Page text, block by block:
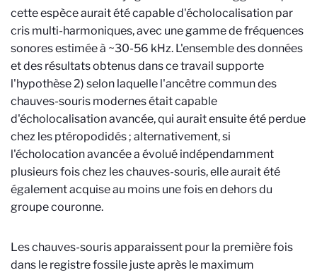
cette espèce aurait été capable d'écholocalisation par
cris multi-harmoniques, avec une gamme de fréquences
sonores estimée à ~30-56 kHz. L'ensemble des données
et des résultats obtenus dans ce travail supporte
l'hypothèse 2) selon laquelle l'ancêtre commun des
chauves-souris modernes était capable
d'écholocalisation avancée, qui aurait ensuite été perdue
chez les ptéropodidés ; alternativement, si
l'écholocation avancée a évolué indépendamment
plusieurs fois chez les chauves-souris, elle aurait été
également acquise au moins une fois en dehors du
groupe couronne.
Les chauves-souris apparaissent pour la première fois
dans le registre fossile juste après le maximum